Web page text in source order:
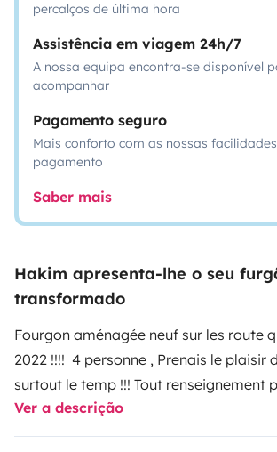
percalços de última hora
Assistência em viagem 24h/7
A nossa equipa encontra-se disponível
acompanhar
Pagamento seguro
Mais conforto com as nossas
pagamento
Saber mais
Hakim apresenta-lhe o seu
transformado
Fourgon aménagée neuf sur les route
2022 !!!! 4 personne , Prenais le plaisir
surtout le temp !!! Tout renseignement
avec grand plaisir de vous renseigner à
Cordialement
Ver a descrição